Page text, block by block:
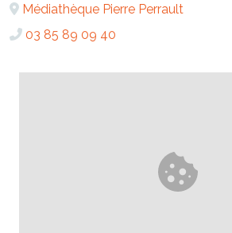
Médiathèque Pierre Perrault
03 85 89 09 40